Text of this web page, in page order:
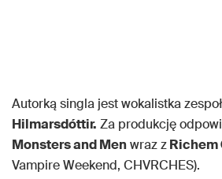
Autorką singla jest wokalistka
Hilmarsdóttir. Za produkcję
Monsters and Menwraz zRichem
Vampire Weekend, CHVRCHES).